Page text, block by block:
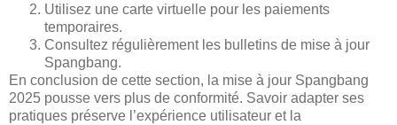
Utilisez une carte virtuelle pour les paiements
temporaires.
Consultez régulièrement les bulletins de mise à jour
Spangbang.
En conclusion de cette section, la mise à jour Spangbang
2025 pousse vers plus de conformité. Savoir adapter ses
pratiques préserve l’expérience utilisateur et la